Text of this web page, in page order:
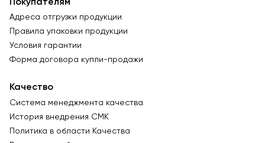
Покупателям
Адреса отгрузки продукции
Правила упаковки продукции
Условия гарантии
Форма договора купли-продажи
Качество
Система менеджмента качества
История внедрения СМК
Политика в области Качества